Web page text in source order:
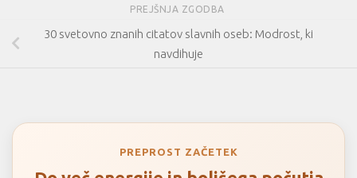
PREJŠNJA ZGODBA
30 svetovno znanih citatov slavnih oseb: Modrost, ki
navdihuje
PREPROST ZAČETEK